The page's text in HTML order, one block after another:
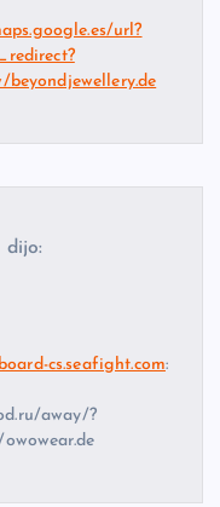
url?
dijo:
board-cs.seafight.com:
away/?